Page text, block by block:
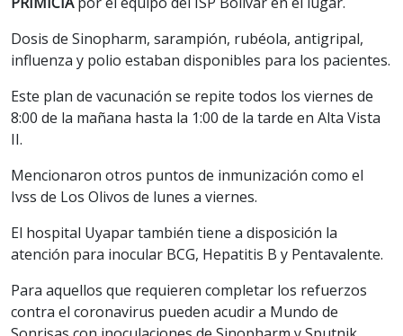
Dosis de Sinopharm, sarampión, rubéola, antigripal,
influenza y polio estaban disponibles para los pacientes.
Este plan de vacunación se repite todos los viernes de
8:00 de la mañana hasta la 1:00 de la tarde en Alta Vista
II.
Mencionaron otros puntos de inmunización como el
Ivss de Los Olivos de lunes a viernes.
El hospital Uyapar también tiene a disposición la
atención para inocular BCG, Hepatitis B y Pentavalente.
Para aquellos que requieren completar los refuerzos
contra el coronavirus pueden acudir a Mundo de